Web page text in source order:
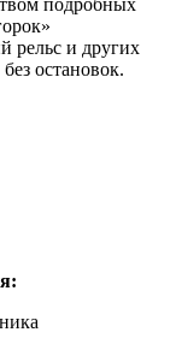
рельс и других
остановок.